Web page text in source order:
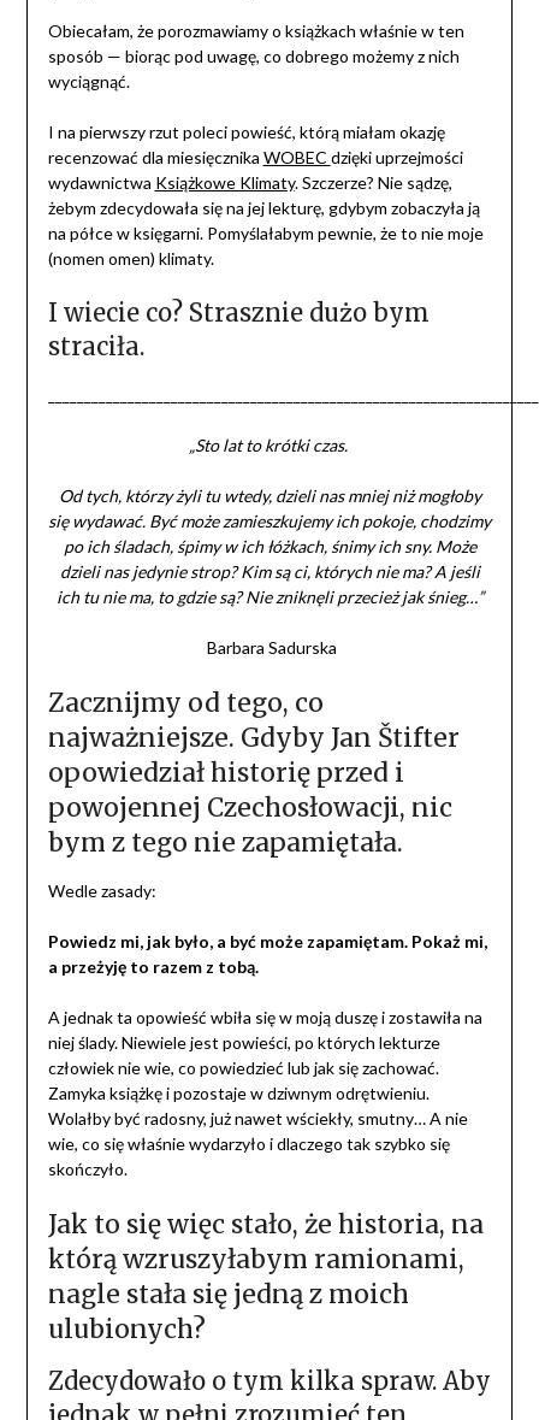
Obiecałam, że porozmawiamy o książkach właśnie w ten
sposób — biorąc pod uwagę, co dobrego możemy z nich
wyciągnąć.
I na pierwszy rzut poleci powieść, którą miałam okazję
recenzować dla miesięcznika WOBEC dzięki uprzejmości
wydawnictwa Książkowe Klimaty. Szczerze? Nie sądzę,
żebym zdecydowała się na jej lekturę, gdybym zobaczyła ją
na półce w księgarni. Pomyślałabym pewnie, że to nie moje
(nomen omen) klimaty.
I wiecie co? Strasznie dużo bym
straciła.
„Sto lat to krótki czas.
Od tych, którzy żyli tu wtedy, dzieli nas mniej niż mogłoby
się wydawać. Być może zamieszkujemy ich pokoje, chodzimy
po ich śladach, śpimy w ich łóżkach, śnimy ich sny. Może
dzieli nas jedynie strop? Kim są ci, których nie ma? A jeśli
ich tu nie ma, to gdzie są? Nie zniknęli przecież jak śnieg…”
Barbara Sadurska
Zacznijmy od tego, co
najważniejsze. Gdyby Jan Štifter
opowiedział historię przed i
powojennej Czechosłowacji, nic
bym z tego nie zapamiętała.
Wedle zasady:
Powiedz mi, jak było, a być może zapamiętam. Pokaż mi,
a przeżyję to razem z tobą.
A jednak ta opowieść wbiła się w moją duszę i zostawiła na
niej ślady. Niewiele jest powieści, po których lekturze
człowiek nie wie, co powiedzieć lub jak się zachować.
Zamyka książkę i pozostaje w dziwnym odrętwieniu.
Wolałby być radosny, już nawet wściekły, smutny… A nie
wie, co się właśnie wydarzyło i dlaczego tak szybko się
skończyło.
Jak to się więc stało, że historia, na
którą wzruszyłabym ramionami,
nagle stała się jedną z moich
ulubionych?
Zdecydowało o tym kilka spraw. Aby